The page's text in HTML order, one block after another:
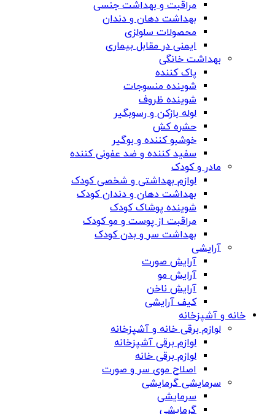
مراقبت و بهداشت جنسی
بهداشت دهان و دندان
محصولات سلولزی
ایمنی در مقابل بیماری
بهداشت خانگی
پاک کننده
شوینده منسوجات
شوینده ظروف
لوله بازکن و رسوبگیر
حشره کش
خوشبو کننده و بوگیر
سفید کننده و ضد عفونی کننده
مادر و کودک
لوازم بهداشتی و شخصی کودک
بهداشت دهان و دندان کودک
شوینده پوشاک کودک
مراقبت از پوست و مو کودک
بهداشت سر و بدن کودک
آرایشی
آرایش صورت
آرایش مو
آرایش ناخن
کیف آرایشی
خانه و آشپزخانه
لوازم برقی خانه و آشپزخانه
لوازم برقی آشپزخانه
لوازم برقی خانه
اصلاح موی سر و صورت
سرمایشی گرمایشی
سرمایشی
گرمایشی